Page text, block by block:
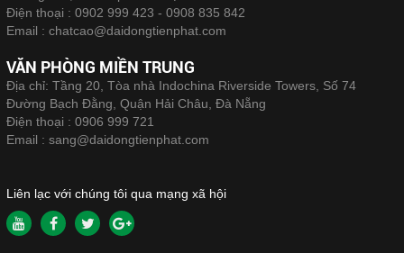
Điện thoại : 0902 999 423 - 0908 835 842
Email : chatcao@daidongtienphat.com
VĂN PHÒNG MIỀN TRUNG
Địa chỉ: Tầng 20, Tòa nhà Indochina Riverside Towers, Số 74
Đường Bạch Đằng, Quận Hải Châu, Đà Nẵng
Điện thoại : 0906 999 721
Email : sang@daidongtienphat.com
Liên lạc với chúng tôi qua mạng xã hội